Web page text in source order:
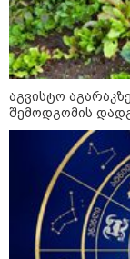
აგვისტო
შემოდგომის